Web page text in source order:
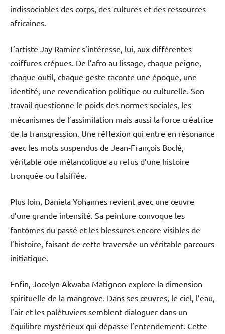
indissociables des corps, des cultures et des ressources
africaines.
L’artiste Jay Ramier s’intéresse, lui, aux différentes
coiffures crépues. De l’afro au lissage, chaque peigne,
chaque outil, chaque geste raconte une époque, une
identité, une revendication politique ou culturelle. Son
travail questionne le poids des normes sociales, les
mécanismes de l’assimilation mais aussi la force créatrice
de la transgression. Une réflexion qui entre en résonance
avec les mots suspendus de Jean-François Boclé,
véritable ode mélancolique au refus d’une histoire
tronquée ou falsifiée.
Plus loin, Daniela Yohannes revient avec une œuvre
d’une grande intensité. Sa peinture convoque les
fantômes du passé et les blessures encore visibles de
l’histoire, faisant de cette traversée un véritable parcours
initiatique.
Enfin, Jocelyn Akwaba Matignon explore la dimension
spirituelle de la mangrove. Dans ses œuvres, le ciel, l’eau,
l’air et les palétuviers semblent dialoguer dans un
équilibre mystérieux qui dépasse l’entendement. Cette